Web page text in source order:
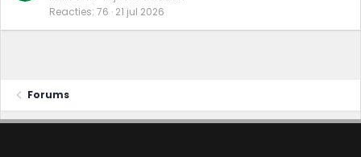
Reacties 76 21 jul 2026
Forums